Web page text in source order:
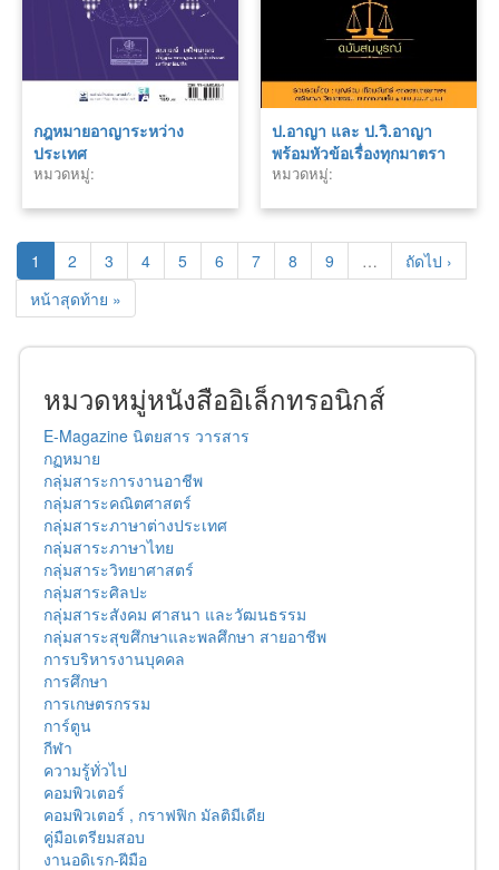
กฎหมายอาญาระหว่าง
ประเทศ
หมวดหมู่:
ป.อาญา และ ป.วิ.อาญา
พร้อมหัวข้อเรื่องทุกมาตรา
ฉบับสมบูรณ์
หมวดหมู่:
1 2 3 4 5 6 7 8 9 …
ถัดไป ›
หน้าสุดท้าย »
หมวดหมู่หนังสืออิเล็กทรอนิกส์
E-Magazine นิตยสาร วารสาร
กฏหมาย
กลุ่มสาระการงานอาชีพ
กลุ่มสาระคณิตศาสตร์
กลุ่มสาระภาษาต่างประเทศ
กลุ่มสาระภาษาไทย
กลุ่มสาระวิทยาศาสตร์
กลุ่มสาระศิลปะ
กลุ่มสาระสังคม ศาสนา และวัฒนธรรม
กลุ่มสาระสุขศึกษาและพลศึกษา สายอาชีพ
การบริหารงานบุคคล
การศึกษา
การเกษตรกรรม
การ์ตูน
กีฬา
ความรู้ทั่วไป
คอมพิวเตอร์
คอมพิวเตอร์ , กราฟฟิก มัลติมีเดีย
คู่มือเตรียมสอบ
งานอดิเรก-ฝีมือ